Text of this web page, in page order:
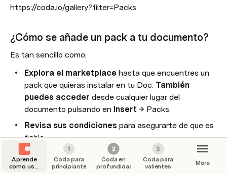
https://coda.io/gallery?filter=Packs
¿Cómo se añade un pack a tu documento?
Es tan sencillo como:
Explora el marketplace hasta que encuentres un
pack que quieras instalar en tu Doc. También
puedes acceder desde cualquier lugar del
documento pulsando en Insert → Packs.
Revisa sus condiciones para asegurarte de que es
fiable.
Dale a Add to Doc.
Aprende
como usar
Coda para
principiantes
Coda en
profundidad
Coda para
valientes
More